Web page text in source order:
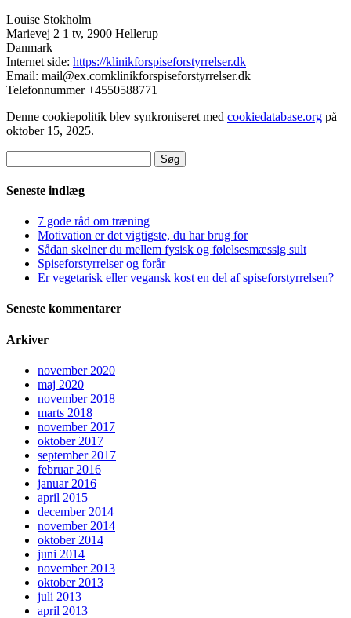
Louise Stokholm
Marievej 2 1 tv, 2900 Hellerup
Danmark
Internet side: https://klinikforspiseforstyrrelser.dk
Email: mail@ex.comklinikforspiseforstyrrelser.dk
Telefonnummer +4550588771
Denne cookiepolitik blev synkroniseret med cookiedatabase.org på
oktober 15, 2025.
efter:
Seneste indlæg
7 gode råd om træning
Motivation er det vigtigste, du har brug for
Sådan skelner du mellem fysisk og følelsesmæssig sult
Spiseforstyrrelser og forår
Er vegetarisk eller vegansk kost en del af spiseforstyrrelsen?
Seneste kommentarer
Arkiver
november 2020
maj 2020
november 2018
marts 2018
november 2017
oktober 2017
september 2017
februar 2016
januar 2016
april 2015
december 2014
november 2014
oktober 2014
juni 2014
november 2013
oktober 2013
juli 2013
april 2013